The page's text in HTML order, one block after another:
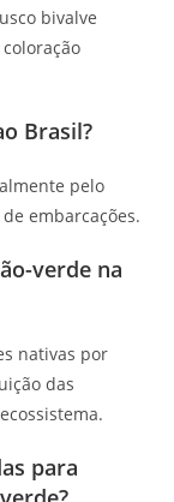
bivalve
Brasil?
pelo
embarcações.
verde na
nativas por
das
para